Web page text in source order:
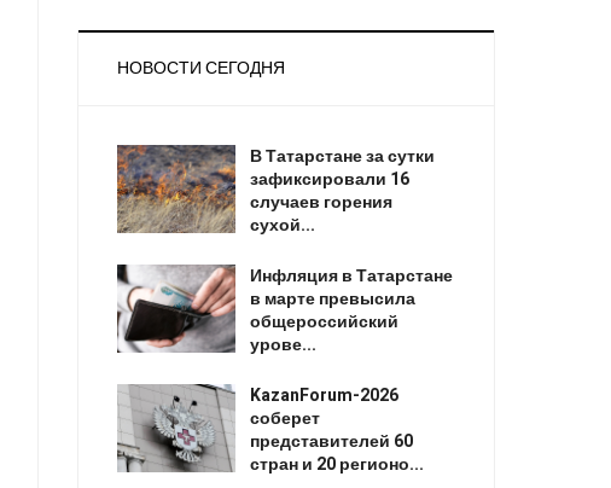
НОВОСТИ СЕГОДНЯ
В Татарстане за сутки
зафиксировали 16
случаев горения
сухой...
Инфляция в Татарстане
в марте превысила
общероссийский
урове...
KazanForum-2026
соберет
представителей 60
стран и 20 регионо...